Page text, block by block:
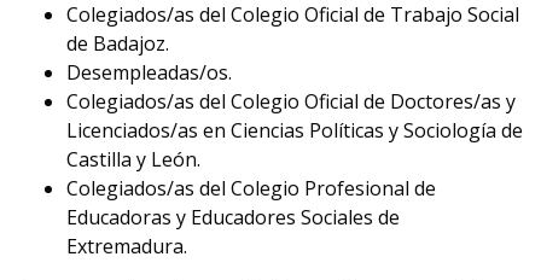
Colegiados/as del Colegio Oficial de Trabajo Social
de Badajoz.
Desempleadas/os.
Colegiados/as del Colegio Oficial de Doctores/as y
Licenciados/as en Ciencias Políticas y Sociología de
Castilla y León.
Colegiados/as del Colegio Profesional de
Educadoras y Educadores Sociales de
Extremadura.